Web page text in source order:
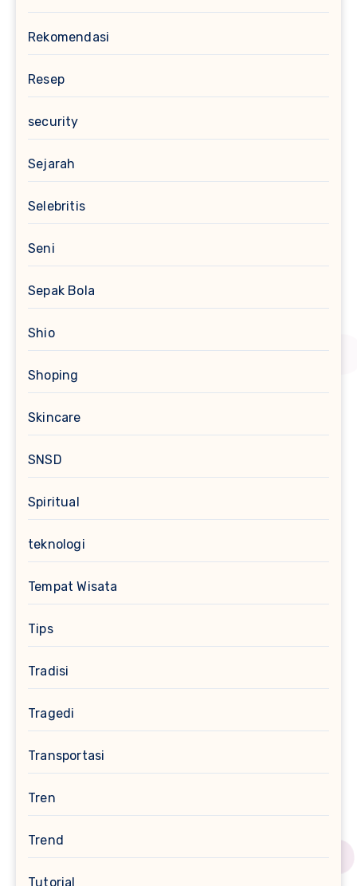
Rekomendasi
Resep
security
Sejarah
Selebritis
Seni
Sepak Bola
Shio
Shoping
Skincare
SNSD
Spiritual
teknologi
Tempat Wisata
Tips
Tradisi
Tragedi
Transportasi
Tren
Trend
Tutorial